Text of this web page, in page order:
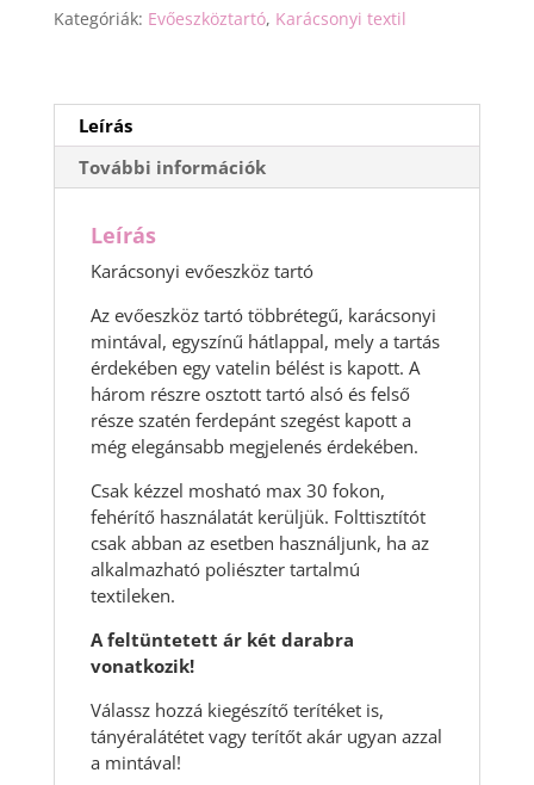
darabos
Kategóriák: Evőeszköztartó, Karácsonyi textil
Leírás
További információk
Leírás
Karácsonyi evőeszköz tartó
Az evőeszköz tartó többrétegű, karácsonyi
mintával, egyszínű hátlappal, mely a tartás
érdekében egy vatelin bélést is kapott. A
három részre osztott tartó alsó és felső
része szatén ferdepánt szegést kapott a
még elegánsabb megjelenés érdekében.
Csak kézzel mosható max 30 fokon,
fehérítő használatát kerüljük. Folttisztítót
csak abban az esetben használjunk, ha az
alkalmazható poliészter tartalmú
textileken.
A feltüntetett ár két darabra
vonatkozik!
Válassz hozzá kiegészítő terítéket is,
tányéralátétet vagy terítőt akár ugyan azzal
a mintával!